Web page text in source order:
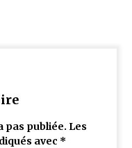
pas publiée. Les
avec *